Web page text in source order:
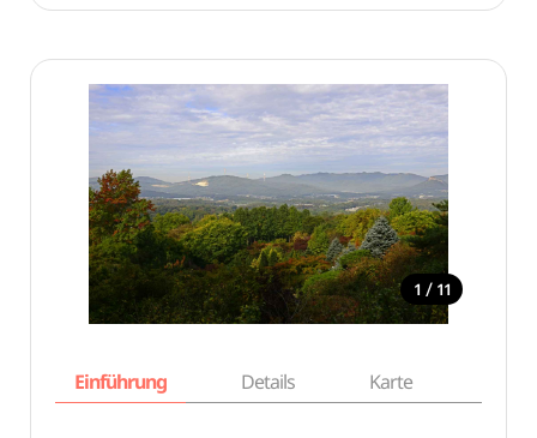
1 / 11
Einführung Details Karte